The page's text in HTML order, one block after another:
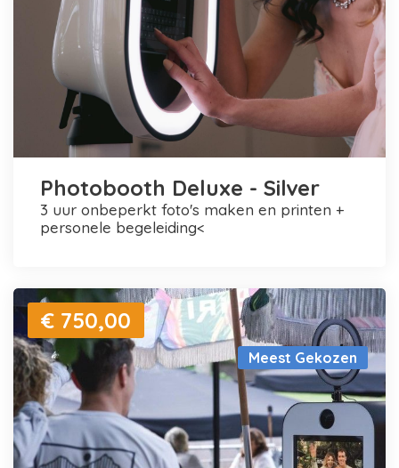
Photobooth Deluxe - Silver
3 uur onbeperkt foto's maken en printen +
personele begeleiding<
Meest Gekozen
€ 750,00